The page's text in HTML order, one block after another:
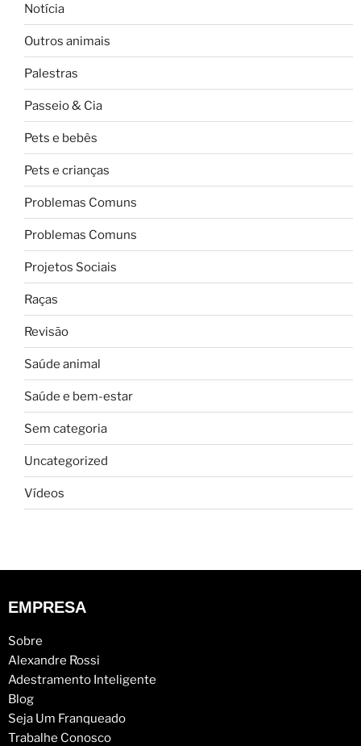
Notícia
Outros animais
Palestras
Passeio & Cia
Pets e bebês
Pets e crianças
Problemas Comuns
Problemas Comuns
Projetos Sociais
Raças
Revisão
Saúde animal
Saúde e bem-estar
Sem categoria
Uncategorized
Vídeos
EMPRESA
Sobre
Alexandre Rossi
Adestramento Inteligente
Blog
Seja Um Franqueado
Trabalhe Conosco